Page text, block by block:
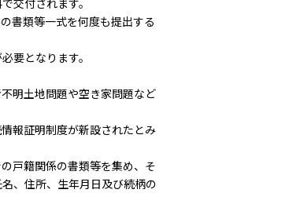
交付されます。
書類等一式を何度も提出する
要となります。
明土地問題や空き家問題など
報証明制度が新設されたとみ
戸籍関係の書類等を集め、そ
、住所、生年月日及び続柄の